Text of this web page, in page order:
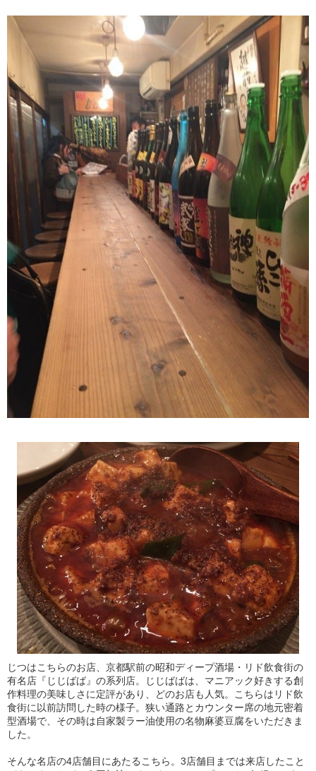
じつはこちらのお店、京都駅前の昭和ディープ酒場・リド飲食街の
有名店『じじばば』の系列店。じじばばは、マニアック好きする創
作料理の美味しさに定評があり、どのお店も人気。こちらはリド飲
食街に以前訪問した時の様子。狭い通路とカウンター席の地元密着
型酒場で、その時は自家製ラー油使用の名物麻婆豆腐をいただきま
した。
そんな名店の4店舗目にあたるこちら。3店舗目までは来店したこと